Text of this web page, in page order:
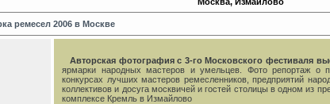
ремесел 2006 в Москве
Авторская фотография с 3-го Московского фестиваля
ярмарки народных мастеров и умельцев. Фото репортаж о
конкурсах лучших мастеров ремесленников, предприятий
коллективов и досуга москвичей и гостей столицы в одном из
комплексе Кремль в Измайлово